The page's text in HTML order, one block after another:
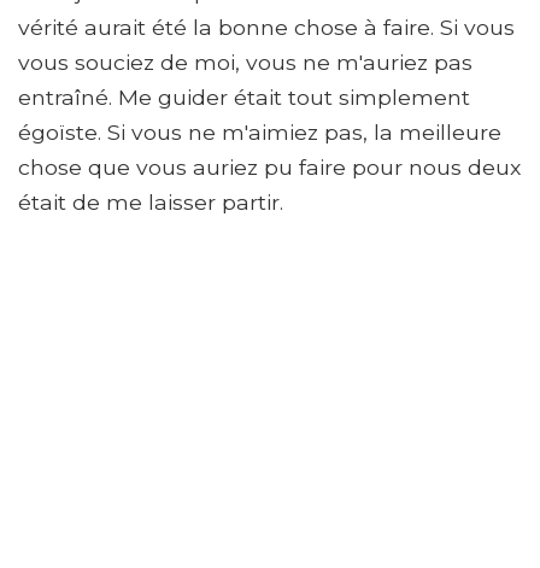
vérité aurait été la bonne chose à faire. Si vous
vous souciez de moi, vous ne m'auriez pas
entraîné. Me guider était tout simplement
égoïste. Si vous ne m'aimiez pas, la meilleure
chose que vous auriez pu faire pour nous deux
était de me laisser partir.